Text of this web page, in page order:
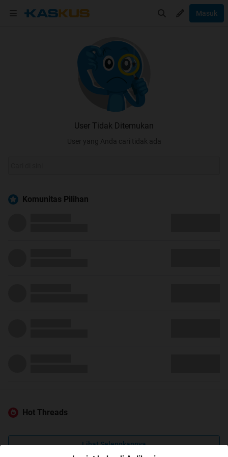
Masuk
User Tidak Ditemukan
User yang Anda cari tidak ada
Komunitas Pilihan
Hot Threads
Lihat Selengkapnya